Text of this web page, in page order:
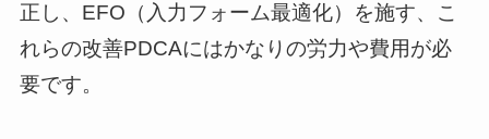
正し、EFO（入力フォーム最適化）を施す、こ
れらの改善PDCAにはかなりの労力や費用が必
要です。